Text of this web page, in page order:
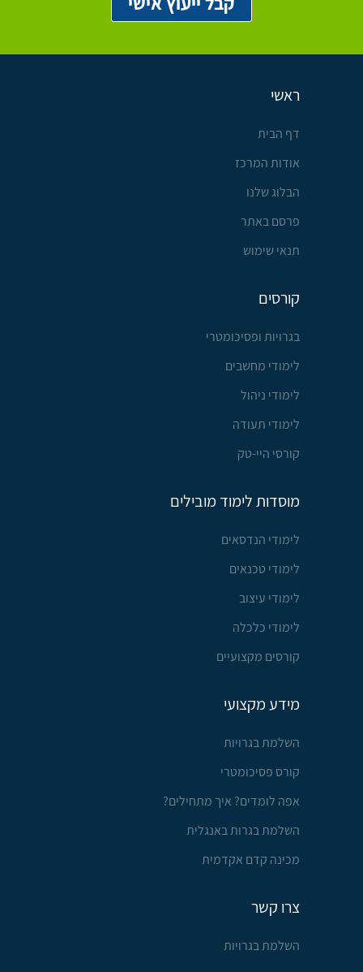
ראשי
דף הבית
אודות המרכז
הבלוג שלנו
פרסם באתר
תנאי שימוש
קורסים
בגרויות ופסיכומטרי
לימודי מחשבים
לימודי ניהול
לימודי תעודה
קורסי היי-טק
מוסדות לימוד מובילים
לימודי הנדסאים
לימודי טכנאים
לימודי עיצוב
לימודי כלכלה
קורסים מקצועיים
מידע מקצועי
השלמת בגרויות
קורס פסיכומטרי
אפה לומדים? איך מתחילים?
השלמת בגרות באנגלית
מכינה קדם אקדמית
צרו קשר
השלמת בגרויות